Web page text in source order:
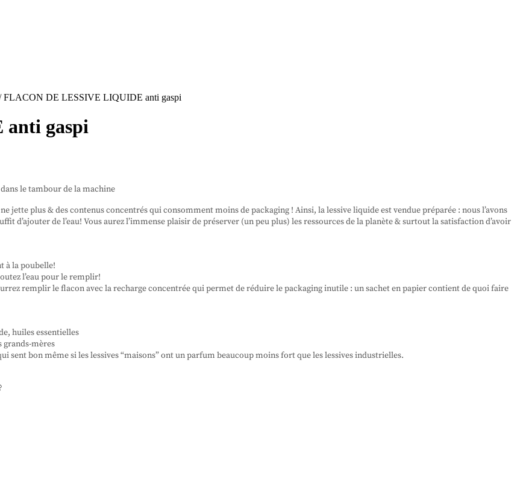
FLACON DE LESSIVE LIQUIDE anti gaspi
gaspi
le tambour de la machine
jette plus & des contenus concentrés qui consomment moins de packaging ! Ainsi, la lessive liquide est vendue préparée : nous l’avons
d’ajouter de l’eau! Vous aurez l’immense plaisir de préserver (un peu plus) les ressources de la planète & surtout la satisfaction d’avoir
à la poubelle!
l’eau pour le remplir!
remplir le flacon avec la recharge concentrée qui permet de réduire le packaging inutile : un sachet en papier contient de quoi faire
huiles essentielles
grands-mères
sent bon même si les lessives “maisons” ont un parfum beaucoup moins fort que les lessives industrielles.